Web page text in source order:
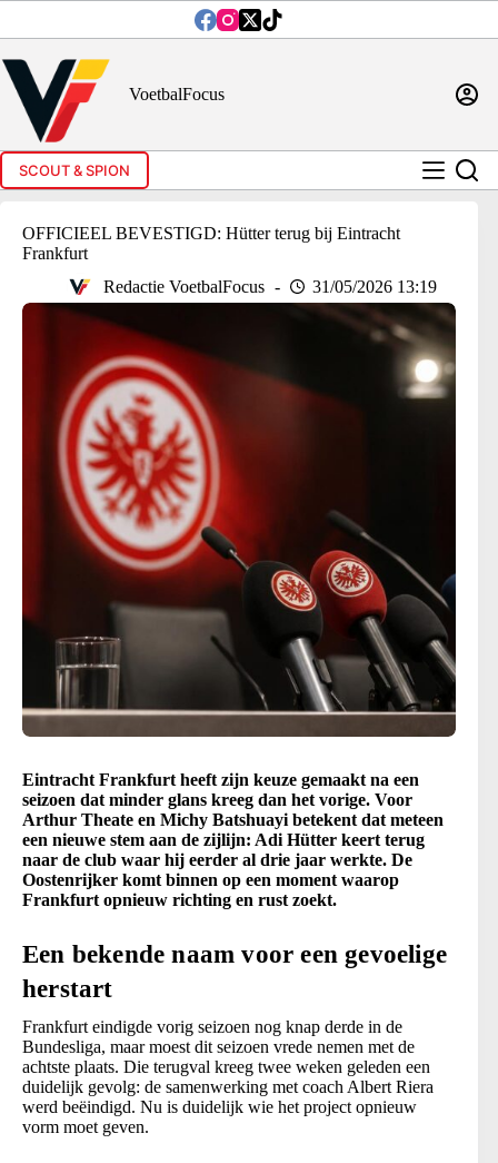
inhoud
VoetbalFocus
SCOUT & SPION
OFFICIEEL BEVESTIGD: Hütter terug bij Eintracht
Frankfurt
Redactie VoetbalFocus
31/05/2026 13:19
Eintracht Frankfurt heeft zijn keuze gemaakt na een
seizoen dat minder glans kreeg dan het vorige. Voor
Arthur Theate en Michy Batshuayi betekent dat meteen
een nieuwe stem aan de zijlijn: Adi Hütter keert terug
naar de club waar hij eerder al drie jaar werkte. De
Oostenrijker komt binnen op een moment waarop
Frankfurt opnieuw richting en rust zoekt.
Een bekende naam voor een gevoelige
herstart
Frankfurt eindigde vorig seizoen nog knap derde in de
Bundesliga, maar moest dit seizoen vrede nemen met de
achtste plaats. Die terugval kreeg twee weken geleden een
duidelijk gevolg: de samenwerking met coach Albert Riera
werd beëindigd. Nu is duidelijk wie het project opnieuw
vorm moet geven.